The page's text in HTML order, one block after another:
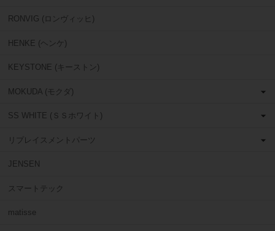
RONVIG (ロンヴィッヒ)
HENKE (ヘンケ)
KEYSTONE (キーストン)
MOKUDA (モクダ)
SS WHITE (ＳＳホワイト)
リプレイスメントパーツ
JENSEN
スマートテック
matisse